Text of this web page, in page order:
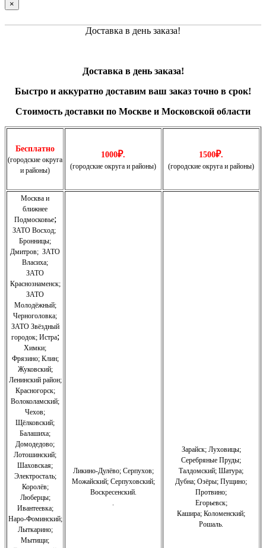
×
Доставка в день заказа!
Доставка в день заказа!
Быстро и аккуратно доставим ваш заказ точно в срок!
Стоимость доставки по Москве и Московской области
Бесплатно
(городские округа
и районы)
1000₽.
(городские округа и районы)
1500₽.
(городские округа и районы)
Москва и
ближнее
Подмосковье;
ЗАТО Восход;
Бронницы;
Дмитров; ЗАТО
Власиха;
ЗАТО
Краснознаменск;
ЗАТО
Молодёжный;
Черноголовка;
ЗАТО Звёздный
городок; Истра;
Химки;
Фрязино;Клин;
Жуковский;
Ленинский район;
Красногорск;
Волоколамский;
Чехов;
Щёлковский;
Балашиха;
Домодедово;
Лотошинский;
Шаховская;
Электросталь;
Королёв;
Люберцы;
Ивантеевка;
Наро-Фоминский;
Лыткарино;
Мытищи;
Ликино-Дулёво;Серпухов;
Можайский;Серпуховский;
Воскресенский.
.
Зарайск; Луховицы;
Серебряные Пруды;
Талдомский; Шатура;
Дубна; Озёры; Пущино;
Протвино;
Егорьевск;
Кашира; Коломенский;
Рошаль.